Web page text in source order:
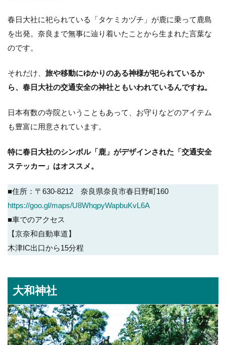
春日大社に祀られている「タケミカヅチ」が鹿に乗って鹿島
を出発。奈良まで無事に辿り着いたことから生まれた言葉な
のです。
それだけ、 旅や移動にゆかりのある神様が祀られているか
ら、春日大社の交通安全の神社ともいわれているんですね。
日本有数の寺院ということもあって、お守りなどのアイテム
も豊富に用意されています。
特に春日大社のシンボル「鹿」がデザインされた「交通安全
ステッカー」はオススメ。
■住所：〒630-8212 奈良県奈良市春日野町160
https://goo.gl/maps/U8WhqpyWapbuKvL6A
■車でのアクセス
【京奈和自動車道】
木津IC出口から15分程
大和神社